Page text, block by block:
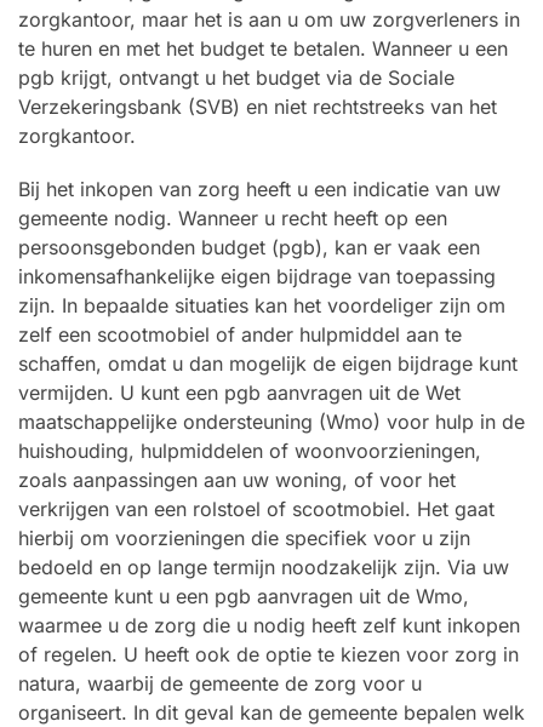
zorgkantoor, maar het is aan u om uw zorgverleners in
te huren en met het budget te betalen. Wanneer u een
pgb krijgt, ontvangt u het budget via de Sociale
Verzekeringsbank (SVB) en niet rechtstreeks van het
zorgkantoor.
Bij het inkopen van zorg heeft u een indicatie van uw
gemeente nodig. Wanneer u recht heeft op een
persoonsgebonden budget (pgb), kan er vaak een
inkomensafhankelijke eigen bijdrage van toepassing
zijn. In bepaalde situaties kan het voordeliger zijn om
zelf een scootmobiel of ander hulpmiddel aan te
schaffen, omdat u dan mogelijk de eigen bijdrage kunt
vermijden. U kunt een pgb aanvragen uit de Wet
maatschappelijke ondersteuning (Wmo) voor hulp in de
huishouding, hulpmiddelen of woonvoorzieningen,
zoals aanpassingen aan uw woning, of voor het
verkrijgen van een rolstoel of scootmobiel. Het gaat
hierbij om voorzieningen die specifiek voor u zijn
bedoeld en op lange termijn noodzakelijk zijn. Via uw
gemeente kunt u een pgb aanvragen uit de Wmo,
waarmee u de zorg die u nodig heeft zelf kunt inkopen
of regelen. U heeft ook de optie te kiezen voor zorg in
natura, waarbij de gemeente de zorg voor u
organiseert. In dit geval kan de gemeente bepalen welk